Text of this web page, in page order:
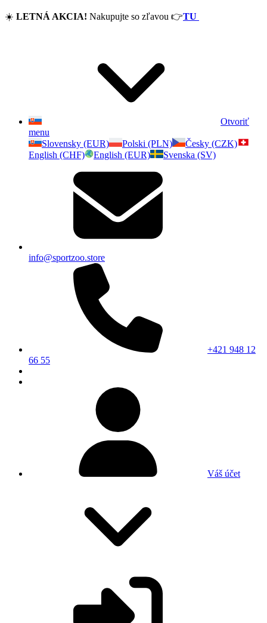
☀️ LETNÁ AKCIA! Nakupujte so zľavou 👉TU
Otvoriť
menu
Slovensky (EUR)
Polski (PLN)
Česky (CZK)
English (CHF)
English (EUR) Svenska (SV)
info@sportzoo.store
+421 948 12
66 55
Váš účet